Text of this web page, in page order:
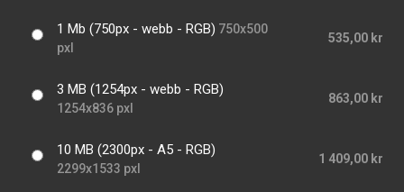
1 Mb (750px - webb - RGB) 750x500
pxl
535,00 kr
3 MB (1254px - webb - RGB)
1254x836 pxl
863,00 kr
10 MB (2300px - A5 - RGB)
2299x1533 pxl
1 409,00 kr